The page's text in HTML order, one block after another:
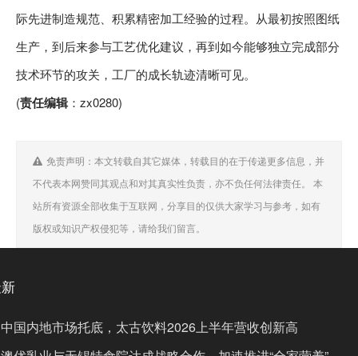
际先进制造规范、积累精密加工经验的过程。从最初按照图纸
生产，到后来参与工艺优化建议，再到如今能够独立完成部分
技术环节的攻关，工厂的成长轨迹清晰可见。
(责任编辑：zx0280)
免责声明：本文转载自其它媒体，转载目的在于传递更多信息，并
不代表本网赞同其观点和对其真实性负责，亦不负任何法律责任。 本
站所有资源全部收集于互联网，分享目的仅供大家学习与参考，如有
版权或知识产权侵犯等，请给我们留言。
中国内地市场托底，太古饮料2026上半年营收创新高